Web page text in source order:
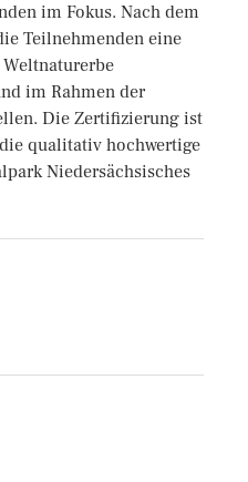
im Fokus. Nach dem
Teilnehmenden eine
im Rahmen der
Die Zertifizierung ist
qualitativ hochwertige
Niedersächsisches